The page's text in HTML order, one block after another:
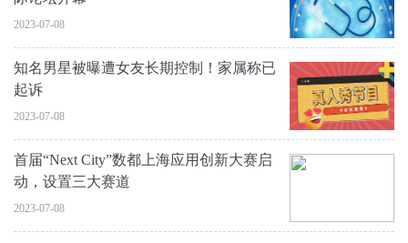
2023-07-08
知名男星被曝遭女友长期控制！家属称已
起诉
2023-07-08
首届“Next City”数都上海应用创新大赛启
动，设置三大赛道
2023-07-08